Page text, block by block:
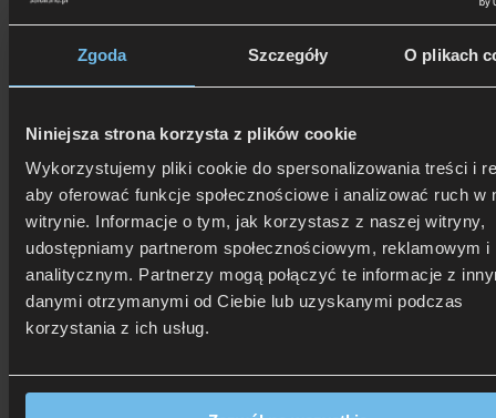
Zgoda Szczegóły O plikach
Niniejsza strona korzysta z plików cookie
Wykorzystujemy pliki cookie do spersonalizowania treści i
aby oferować funkcje społecznościowe i analizować ruch w
witrynie. Informacje o tym, jak korzystasz z naszej witryny,
udostępniamy partnerom społecznościowym, reklamowym i
analitycznym. Partnerzy mogą połączyć te informacje z
danymi otrzymanymi od Ciebie lub uzyskanymi podczas
korzystania z ich usług.
506 626 678- Zamów telefonicznie
Zadzwoń i dowiedz się, jak dostać rabat!